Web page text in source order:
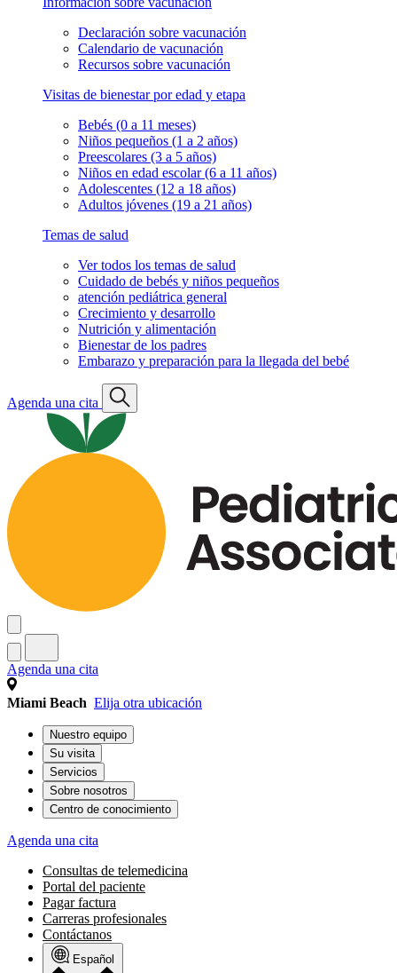
Declaración sobre vacunación
Calendario de vacunación
Recursos sobre vacunación
Visitas de bienestar por edad y etapa
Bebés (0 a 11 meses)
Niños pequeños (1 a 2 años)
Preescolares (3 a 5 años)
Niños en edad escolar (6 a 11 años)
Adolescentes (12 a 18 años)
Adultos jóvenes (19 a 21 años)
Temas de salud
Ver todos los temas de salud
Cuidado de bebés y niños pequeños
atención pediátrica general
Crecimiento y desarrollo
Nutrición y alimentación
Bienestar de los padres
Embarazo y preparación para la llegada del bebé
Agenda una cita
Agenda una cita
Miami Beach Elija otra ubicación
Nuestro equipo
Su visita
Servicios
Sobre nosotros
Centro de conocimiento
Agenda una cita
Consultas de telemedicina
Portal del paciente
Pagar factura
Carreras profesionales
Contáctanos
Español